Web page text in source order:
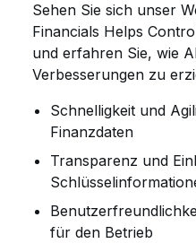
Sehen Sie sich unser
Financials Helps
und erfahren Sie, wie
Verbesserungen zu
Schnelligkeit und
Finanzdaten
Transparenz und
für den Betrieb